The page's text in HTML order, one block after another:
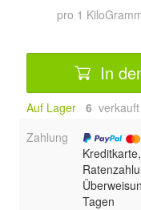
pro 1
In
Auf Lager 6 verkauft
Zahlung
Tagen